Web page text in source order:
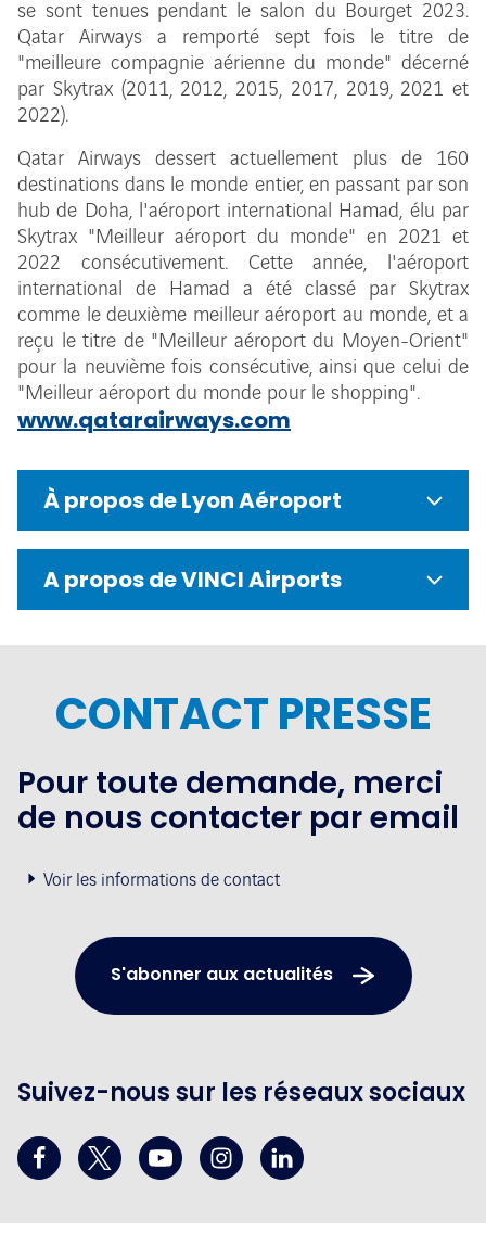
se sont tenues pendant le salon du Bourget 2023.
Qatar Airways a remporté sept fois le titre de
"meilleure compagnie aérienne du monde" décerné
par Skytrax (2011, 2012, 2015, 2017, 2019, 2021 et
2022).
Qatar Airways dessert actuellement plus de 160
destinations dans le monde entier, en passant par son
hub de Doha, l'aéroport international Hamad, élu par
Skytrax "Meilleur aéroport du monde" en 2021 et
2022 consécutivement. Cette année, l'aéroport
international de Hamad a été classé par Skytrax
comme le deuxième meilleur aéroport au monde, et a
reçu le titre de "Meilleur aéroport du Moyen-Orient"
pour la neuvième fois consécutive, ainsi que celui de
"Meilleur aéroport du monde pour le shopping".
www.qatarairways.com
À propos de Lyon Aéroport
A propos de VINCI Airports
CONTACT PRESSE
Pour toute demande, merci
de nous contacter par email
Voir les informations de contact
S'abonner aux actualités
Suivez-nous sur les réseaux sociaux